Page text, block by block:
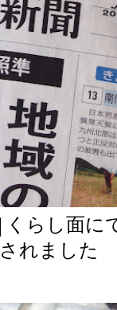
らし面に
れました